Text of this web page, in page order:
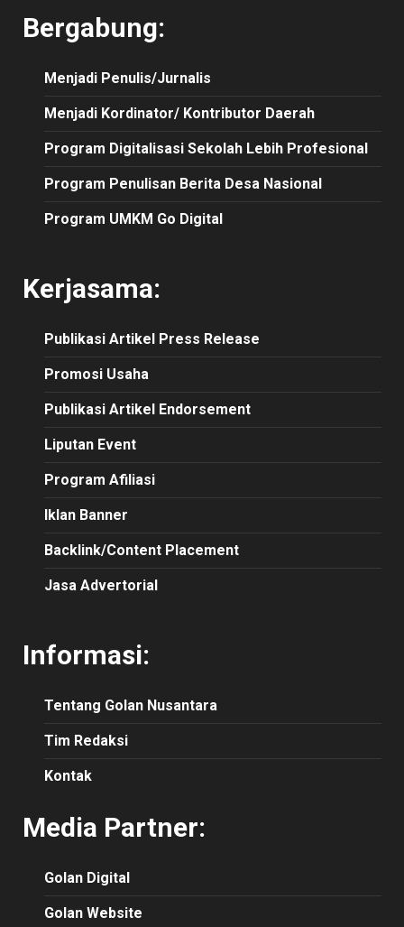
Bergabung:
Menjadi Penulis/Jurnalis
Menjadi Kordinator/ Kontributor Daerah
Program Digitalisasi Sekolah Lebih Profesional
Program Penulisan Berita Desa Nasional
Program UMKM Go Digital
Kerjasama:
Publikasi Artikel Press Release
Promosi Usaha
Publikasi Artikel Endorsement
Liputan Event
Program Afiliasi
Iklan Banner
Backlink/Content Placement
Jasa Advertorial
Informasi:
Tentang Golan Nusantara
Tim Redaksi
Kontak
Media Partner:
Golan Digital
Golan Website